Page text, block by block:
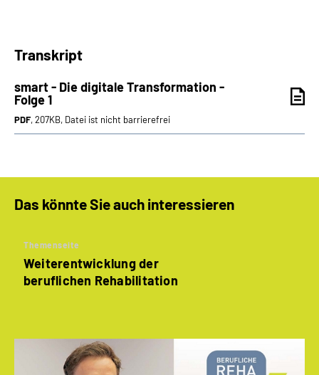
Transkript
smart - Die digitale Transformation -
Folge 1
PDF, 207KB, Datei ist nicht barrierefrei
Das könnte Sie auch interessieren
Themenseite
Weiterentwicklung der
beruflichen Rehabilitation